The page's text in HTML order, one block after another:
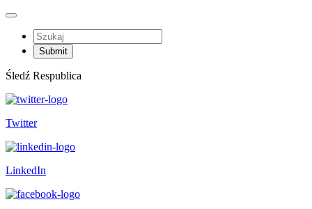
Śledź Respublica
Twitter
LinkedIn